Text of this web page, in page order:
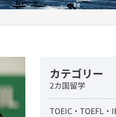
カテゴリー
2カ国留学
TOEIC・TOEFL・